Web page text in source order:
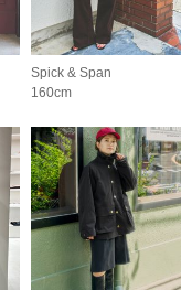
Spick & Span
160cm